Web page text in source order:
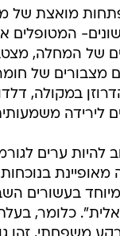
מואצת של
המטופלים
של המחלה,
מצבורים של
במקולה,
לירידה
ערים לגורמי
בעשורים
כלומר,